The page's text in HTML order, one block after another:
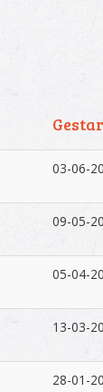
03-06-
09-05-
05-04-
13-03-
28-01-